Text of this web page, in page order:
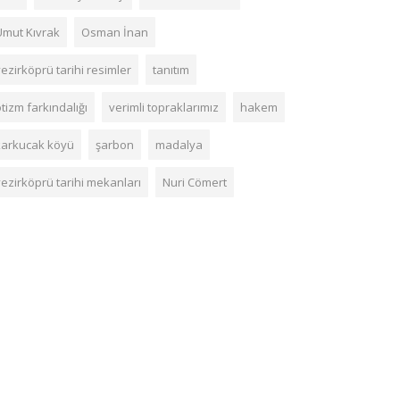
Kıvrak Osman İnan
tarihi resimler tanıtım
farkındalığı verimli topraklarımız hakem
köyü şarbon madalya
tarihi mekanları Nuri Cömert